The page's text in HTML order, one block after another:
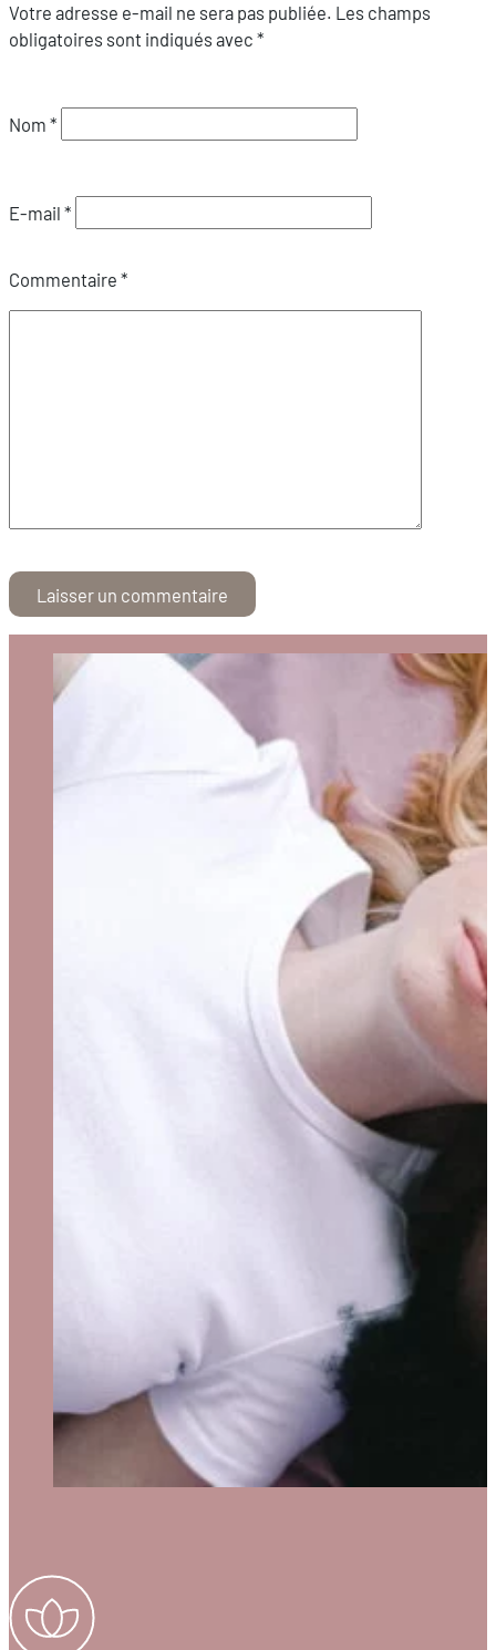
Votre adresse e-mail ne sera pas publiée. Les champs
obligatoires sont indiqués avec *
Nom *
E-mail *
Commentaire *